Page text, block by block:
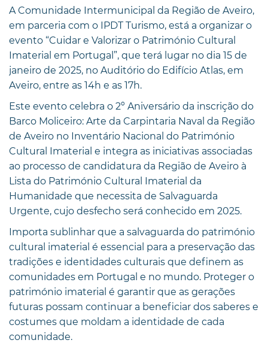
A Comunidade Intermunicipal da Região de Aveiro,
em parceria com o IPDT Turismo, está a organizar o
evento “Cuidar e Valorizar o Património Cultural
Imaterial em Portugal”, que terá lugar no dia 15 de
janeiro de 2025, no Auditório do Edifício Atlas, em
Aveiro, entre as 14h e as 17h.
Este evento celebra o 2º Aniversário da inscrição do
Barco Moliceiro: Arte da Carpintaria Naval da Região
de Aveiro no Inventário Nacional do Património
Cultural Imaterial e integra as iniciativas associadas
ao processo de candidatura da Região de Aveiro à
Lista do Património Cultural Imaterial da
Humanidade que necessita de Salvaguarda
Urgente, cujo desfecho será conhecido em 2025.
Importa sublinhar que a salvaguarda do património
cultural imaterial é essencial para a preservação das
tradições e identidades culturais que definem as
comunidades em Portugal e no mundo. Proteger o
património imaterial é garantir que as gerações
futuras possam continuar a beneficiar dos saberes e
costumes que moldam a identidade de cada
comunidade.